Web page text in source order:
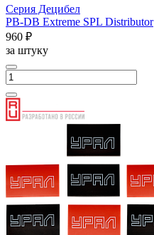
Серия Децибел
PB-DB Extreme SPL Distributor
960 ₽
за штуку